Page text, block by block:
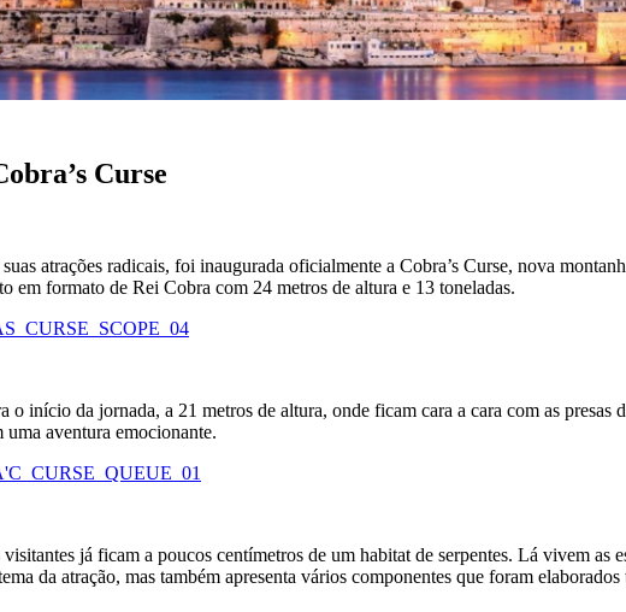
Curse
atrações radicais, foi inaugurada oficialmente a Cobra’s Curse, nova
em formato de Rei Cobra com 24 metros de altura e 13 toneladas.
início da jornada, a 21 metros de altura, onde ficam cara a cara com as presas
uma aventura emocionante.
já ficam a poucos centímetros de um habitat de serpentes. Lá vivem as
da atração, mas também apresenta vários componentes que foram